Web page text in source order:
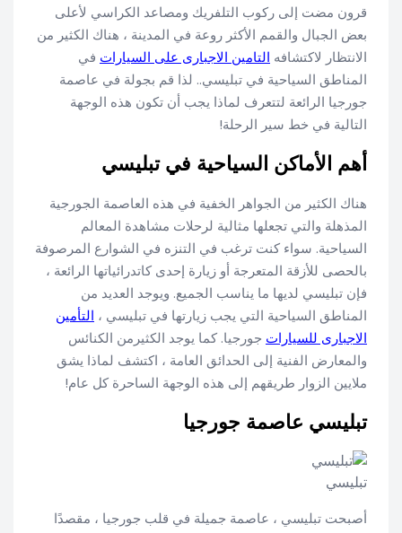
قرون مضت إلى ركوب التلفريك ومصاعد الكراسي لأعلى
بعض الجبال والقمم الأكثر روعة في المدينة ، هناك الكثير من
الانتظار لاكتشافه التامين الاجبارى على السيارات في
المناطق السياحية في تبليسي.. لذا قم بجولة في عاصمة
جورجيا الرائعة لتتعرف لماذا يجب أن تكون هذه الوجهة
التالية في خط سير الرحلة!
أهم الأماكن السياحية في تبليسي
هناك الكثير من الجواهر الخفية في هذه العاصمة الجورجية
المذهلة والتي تجعلها مثالية لرحلات مشاهدة المعالم
السياحية. سواء كنت ترغب في التنزه في الشوارع المرصوفة
بالحصى للأزقة المتعرجة أو زيارة إحدى كاتدرائياتها الرائعة ،
فإن تبليسي لديها ما يناسب الجميع. ويوجد العديد من
المناطق السياحية التي يجب زيارتها في تبليسي ، التأمين
الاجبارى للسيارات جورجيا. كما يوجد الكثيرمن الكنائس
والمعارض الفنية إلى الحدائق العامة ، اكتشف لماذا يشق
ملايين الزوار طريقهم إلى هذه الوجهة الساحرة كل عام!
تبليسي عاصمة جورجيا
تبليسي
أصبحت تبليسي ، عاصمة جميلة في قلب جورجيا ، مقصدًا